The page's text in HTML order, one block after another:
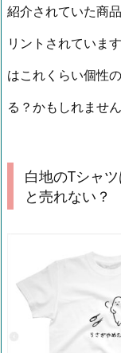
紹介されていた商
リントされていま
はこれくらい個性
る？かもしれません
白地のTシャ
と売れない？